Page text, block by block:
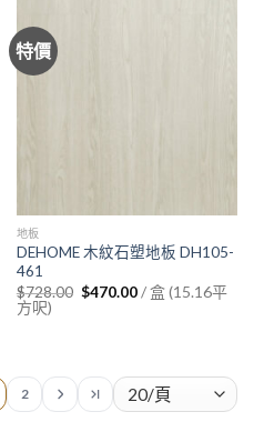
特價
地板
DEHOME 木紋石塑地板 DH105-
461
$728.00 Original
price
$470.00Current
price
/ 盒 (15.16平
方呎)
2